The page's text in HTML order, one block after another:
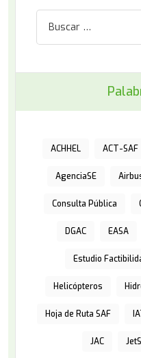
ACHHEL ACT-SAF
AgenciaSE
Consulta Pública
DGAC EASA
Estudio
Helicópteros
Hoja de Ruta SAF
JAC